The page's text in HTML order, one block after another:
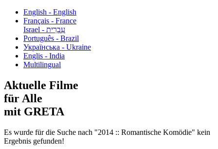
English - English
Français - France
עִבְרִית - Israel
Português - Brazil
Українська - Ukraine
Englis - India
Multilingual
Aktuelle Filme
für Alle
mit GRETA
Es wurde für die Suche nach "2014 :: Romantische Komödie" kein
Ergebnis gefunden!